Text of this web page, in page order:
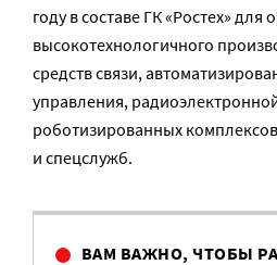
году в составе ГК «Ростех» для
высокотехнологичного
средств связи,
управления,
роботизированных
и спецслужб.
ВАМ ВАЖНО, ЧТОБЫ